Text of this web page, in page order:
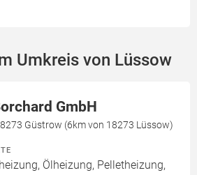
Umkreis von Lüssow
GmbH
Güstrow (6km von 18273 Lüssow)
Ölheizung, Pelletheizung,